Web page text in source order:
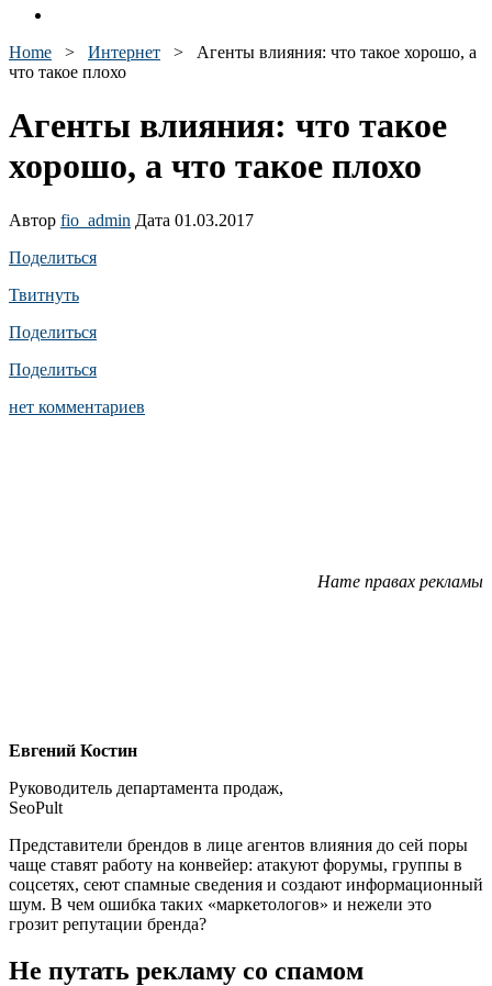
Home > Интернет > Агенты влияния: что такое хорошо, а
что такое плохо
Агенты влияния: что такое
хорошо, а что такое плохо
Автор fio_admin Дата 01.03.2017
Поделиться
Твитнуть
Поделиться
Поделиться
нет комментариев
Нате правах рекламы
Евгений Костин
Руководитель департамента продаж,
SeoPult
Представители брендов в лице агентов влияния до сей поры
чаще ставят работу на конвейер: атакуют форумы, группы в
соцсетях, сеют спамные сведения и создают информационный
шум. В чем ошибка таких «маркетологов» и нежели это
грозит репутации бренда?
Не путать рекламу со спамом